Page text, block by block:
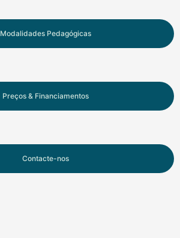
Modalidades Pedagógicas
Preços & Financiamentos
Contacte-nos